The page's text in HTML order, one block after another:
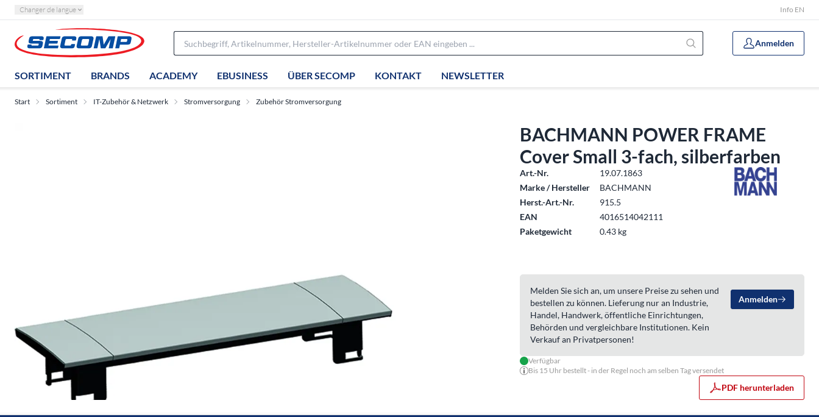
Changer de langue Info EN
Anmelden
SORTIMENT BRANDS ACADEMY EBUSINESS ÜBER SECOMP KONTAKT NEWSLETTER
Start Sortiment IT-Zubehör & Netzwerk Stromversorgung Zubehör Stromversorgung
BACHMANN POWER FRAME
Cover Small 3-fach, silberfarben
Art.-Nr.
19.07.1863
Marke / Hersteller
BACHMANN
Herst.-Art.-Nr.
915.5
EAN
4016514042111
Paketgewicht
0.43 kg
Melden Sie sich an, um unsere Preise zu sehen und
bestellen zu können. Lieferung nur an Industrie,
Handel, Handwerk, öffentliche Einrichtungen,
Behörden und vergleichbare Institutionen. Kein
Verkauf an Privatpersonen!
Anmelden
Verfügbar
Bis 15 Uhr bestellt - in der Regel noch am selben Tag versendet
PDF herunterladen